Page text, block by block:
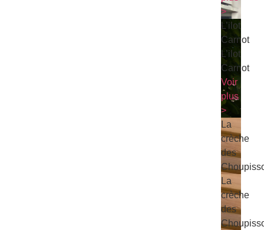
>
L’ilot
Carnot
L’ilot
Carnot
Voir
plus
>
La
crèche
des
La
crèche
des